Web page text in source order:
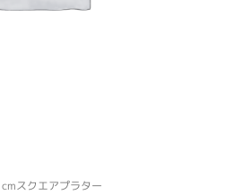
スクエアプラター